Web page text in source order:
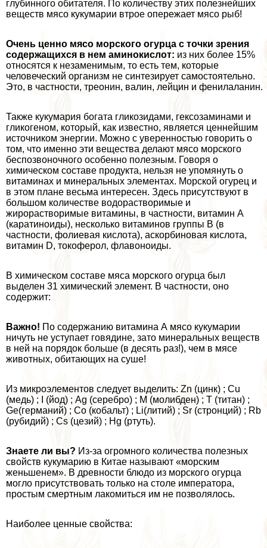
глубинного обитателя. По количеству этих полезнейших
веществ мясо кукумарии втрое опережает мясо рыб!
Очень ценно мясо морского огурца с точки зрения
содержащихся в нем аминокислот: из них более 15%
относятся к незаменимым, то есть тем, которые
человеческий организм не синтезирует самостоятельно.
Это, в частности, треонин, валин, лейцин и фенилаланин.
Также кукумария богата гликозидами, гексозаминами и
гликогеном, который, как известно, является ценнейшим
источником энергии. Можно с уверенностью говорить о
том, что именно эти вещества делают мясо морского
беспозвоночного особенно полезным. Говоря о
химическом составе продукта, нельзя не упомянуть о
витаминах и минеральных элементах. Морской огурец и
в этом плане весьма интересен. Здесь присутствуют в
большом количестве водорастворимые и
жирорастворимые витамины, в частности, витамин А
(каратиноиды), несколько витаминов группы В (в
частности, фолиевая кислота), аскорбиновая кислота,
витамин D, токоферол, флавоноиды.
В химическом составе мяса морского огурца был
выделен 31 химический элемент. В частности, оно
содержит:
Важно! По содержанию витамина А мясо кукумарии
ничуть не уступает говядине, зато минеральных веществ
в ней на порядок больше (в десять раз!), чем в мясе
животных, обитающих на суше!
Из микроэлементов следует выделить: Zn (цинк) ; Cu
(медь) ; I (йод) ; Аg (серебро) ; М (молибден) ; Т (титан) ;
Ge(германий) ; Co (кобальт) ; Li(литий) ; Sr (стронций) ; Rb
(рубидий) ; Cs (цезий) ; Hg (ртуть).
Знаете ли вы? Из-за огромного количества полезных
свойств кукумарию в Китае называют «морским
женьшенем». В древности блюдо из морского огурца
могло присутствовать только на столе императора,
простым cмepтным лакомиться им не позволялось.
Наиболее ценные свойства: